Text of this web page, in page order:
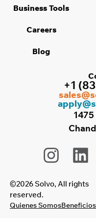
Business Tools
Careers
Blog
+1
1475
©2026 Solvo, All rights
reserved.
Quienes Somos